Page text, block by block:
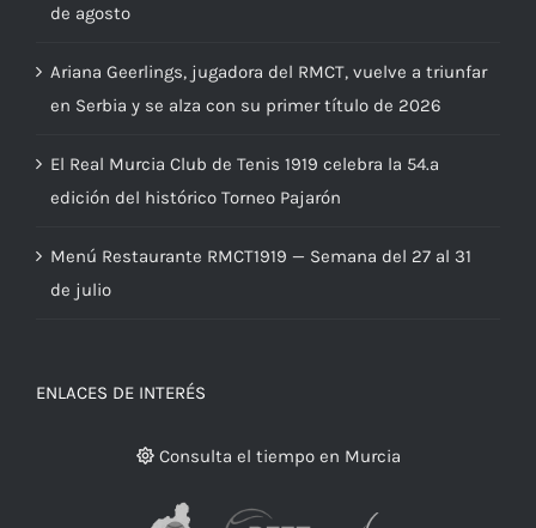
de agosto
Ariana Geerlings, jugadora del RMCT, vuelve a triunfar
en Serbia y se alza con su primer título de 2026
El Real Murcia Club de Tenis 1919 celebra la 54.ª
edición del histórico Torneo Pajarón
Menú Restaurante RMCT1919 — Semana del 27 al 31
de julio
ENLACES DE INTERÉS
Consulta el tiempo en Murcia